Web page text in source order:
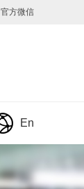
官方微信
En